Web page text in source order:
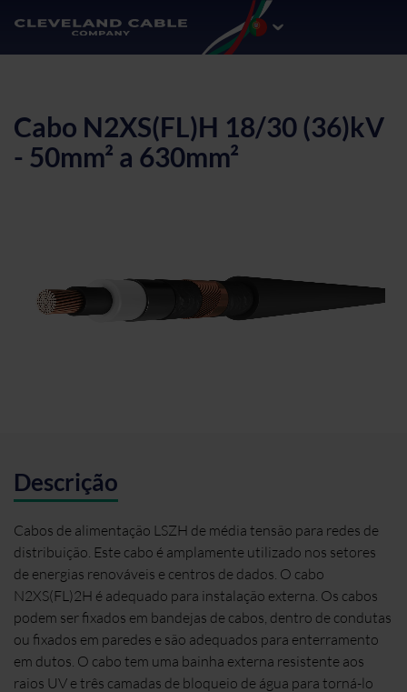
Cabo N2XS(FL)H 18/30 (36)kV
- 50mm² a 630mm²
Descrição
Cabos de alimentação LSZH de média tensão para redes de
distribuição. Este cabo é amplamente utilizado nos setores
de energias renováveis e centros de dados. O cabo
N2XS(FL)2H é adequado para instalação externa. Os cabos
podem ser fixados em bandejas de cabos, dentro de condutas
ou fixados em paredes e são adequados para enterramento
em dutos. O cabo tem uma bainha externa resistente aos
raios UV e três camadas de bloqueio de água para torná-lo